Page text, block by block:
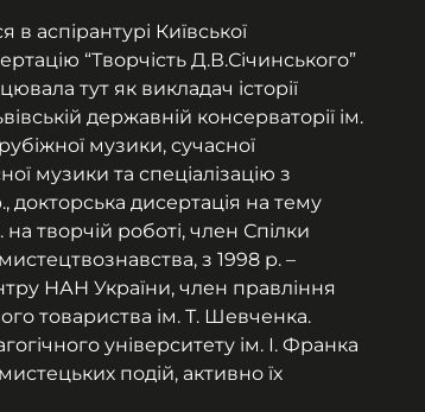
аспірантурі Київської
“Творчість Д.В.Січинського”
тут як викладач історії
державній консерваторії ім.
музики, сучасної
музики та спеціалізацію з
докторська дисертація на тему
на творчій роботі, член Спілки
з 1998 р. –
НАН України, член правління
товариства ім. Т. Шевченка.
університету ім. І. Франка
подій, активно їх